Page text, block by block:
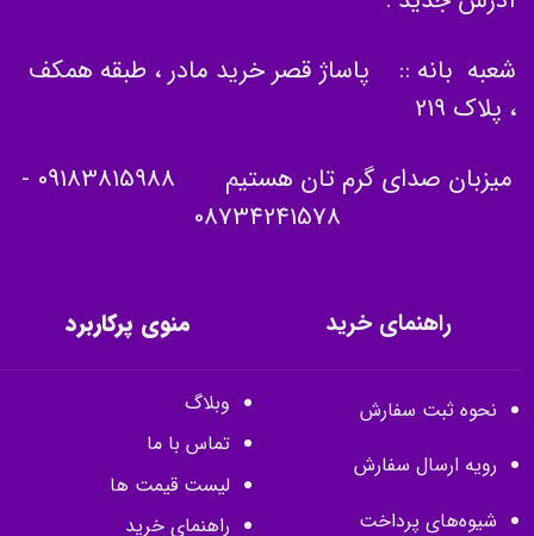
شعبه بانه :: پاساژ قصر خرید مادر ، طبقه همکف
، پلاک 219
میزبان صدای گرم تان هستیم 09183815988
-
08734241578
راهنمای خرید
نحوه ثبت سفارش
رویه ارسال سفارش
شیوه‌های پرداخت
منوی پرکاربرد
وبلاگ
تماس با ما
لیست قیمت ها
راهنمای خرید